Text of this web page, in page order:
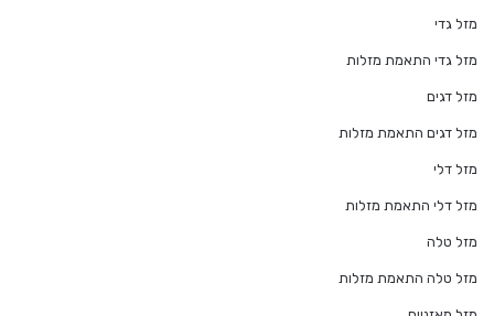
מזל גדי
מזל גדי התאמת מזלות
מזל דגים
מזל דגים התאמת מזלות
מזל דלי
מזל דלי התאמת מזלות
מזל טלה
מזל טלה התאמת מזלות